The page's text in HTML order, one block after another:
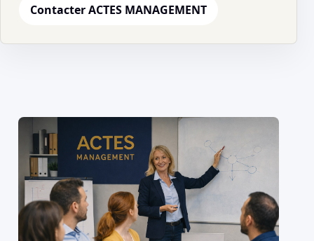
Contacter ACTES MANAGEMENT